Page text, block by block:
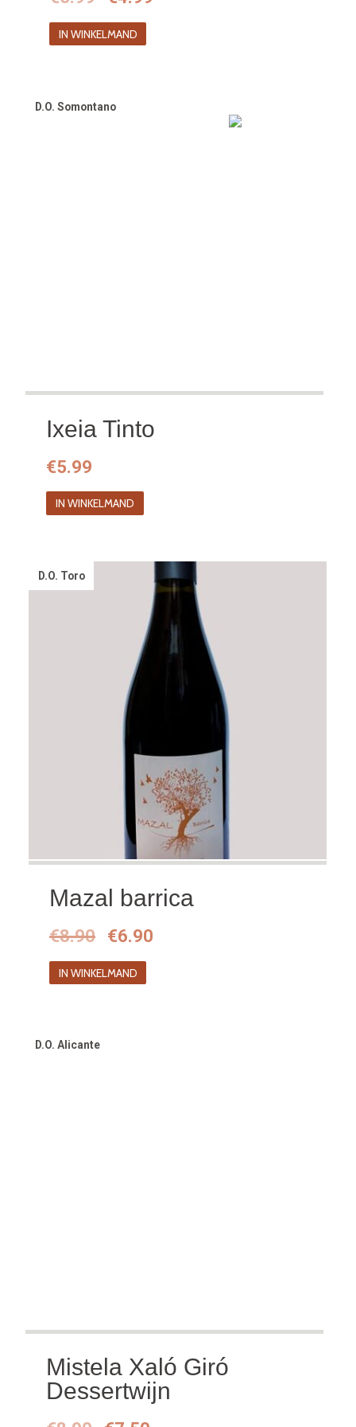
prijs
was:
IN WINKELMAND
D.O. Somontano
Ixeia Tinto
€5.99
IN WINKELMAND
D.O. Toro
Mazal barrica
€8.90
Oorspronkelijke
prijs
was:
€6.90
IN WINKELMAND
D.O. Alicante
Mistela Xaló Giró
Dessertwijn